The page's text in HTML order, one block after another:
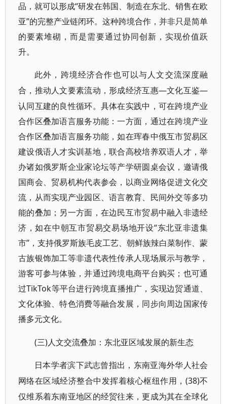
品，就可以形成“研发在韩国、制造在东北、销售在欧
亚”的完整产业链闭环。这种跨境合作，并非只是简单
的要素堆砌，而是需要通过协同创新，实现价值跃
升。
此外，跨境经济合作也可以与人文交流深度融
合，推动人文要素流动，形成经济互惠—文化互鉴—
认同互建的良性循环。具体在实践中，可在跨境产业
合作区叠加语言服务功能：一方面，通过在跨境产业
合作区叠加语言服务功能，如在珲春中俄互市贸易区
建设俄语人才实训基地，联合高校培养双语人才，举
办诸如俄罗斯企业家论坛等产学研圆桌会议，邀请俄
国商会、贸易机构代表参会，以商业网络促进文化交
流，从而实现产业园区、语言教育、民间外交等多功
能的叠加；另一方面，在边民互市贸易中融入非遗经
济，如在中朝互市贸易交易场地开设“东北亚非遗集
市”，支持俄罗斯族毛皮工艺、朝鲜族辣白菜制作、蒙
古族银饰加工等非遗代表性传承人现场展示与教学，
游客可参与体验，并通过跨境电商平台购买；也可通
过TikTok等平台进行跨境直播推广，实现边贸通道、
文化体验、特色消费等融合发展，同步向周边国家传
播多元文化。
(三)人文交流叠加：东北亚区域发展的新生态
日本学者滨下武志曾指出，东南亚海外华人社会
网络在区域经济整合中发挥着核心枢纽作用， (38)不
仅维系着东南亚地区的经贸往来，更成为其在全球化